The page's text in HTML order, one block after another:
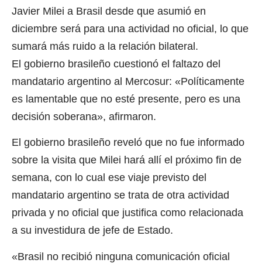
Javier Milei a Brasil desde que asumió en
diciembre será para una actividad no oficial, lo que
sumará más ruido a la relación bilateral.
El gobierno brasileño cuestionó el faltazo del
mandatario argentino al Mercosur: «Políticamente
es lamentable que no esté presente, pero es una
decisión soberana», afirmaron.
El gobierno brasileño reveló que no fue informado
sobre la visita que Milei hará allí el próximo fin de
semana, con lo cual ese viaje previsto del
mandatario argentino se trata de otra actividad
privada y no oficial que justifica como relacionada
a su investidura de jefe de Estado.
«Brasil no recibió ninguna comunicación oficial